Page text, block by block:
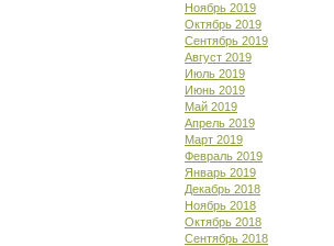
Ноябрь 2019
Октябрь 2019
Сентябрь 2019
Август 2019
Июль 2019
Июнь 2019
Май 2019
Апрель 2019
Март 2019
Февраль 2019
Январь 2019
Декабрь 2018
Ноябрь 2018
Октябрь 2018
Сентябрь 2018